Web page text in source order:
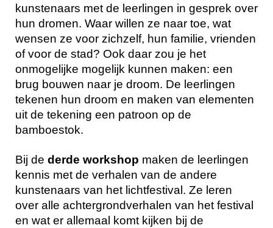
kunstenaars met de leerlingen in gesprek over
hun dromen. Waar willen ze naar toe, wat
wensen ze voor zichzelf, hun familie, vrienden
of voor de stad? Ook daar zou je het
onmogelijke mogelijk kunnen maken: een
brug bouwen naar je droom. De leerlingen
tekenen hun droom en maken van elementen
uit de tekening een patroon op de
bamboestok.
Bij de derde workshop maken de leerlingen
kennis met de verhalen van de andere
kunstenaars van het lichtfestival. Ze leren
over alle achtergrondverhalen van het festival
en wat er allemaal komt kijken bij de